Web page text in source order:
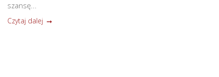
szansę...
Czytaj dalej